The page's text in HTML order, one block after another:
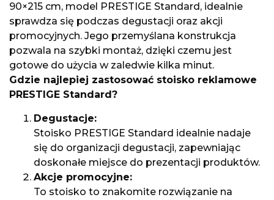
90×215 cm, model PRESTIGE Standard, idealnie
sprawdza się podczas degustacji oraz akcji
promocyjnych. Jego przemyślana konstrukcja
pozwala na szybki montaż, dzięki czemu jest
gotowe do użycia w zaledwie kilka minut.
Gdzie najlepiej zastosować stoisko reklamowe
PRESTIGE Standard?
Degustacje:
Stoisko PRESTIGE Standard idealnie nadaje
się do organizacji degustacji, zapewniając
doskonałe miejsce do prezentacji produktów.
Akcje promocyjne:
To stoisko to znakomite rozwiązanie na